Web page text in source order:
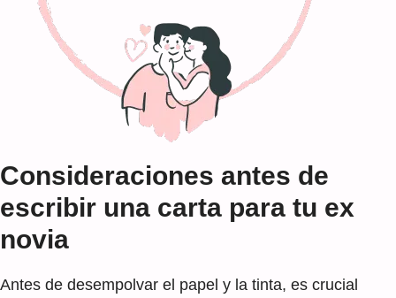
Consideraciones antes de
escribir una carta para tu ex
novia
Antes de desempolvar el papel y la tinta, es crucial